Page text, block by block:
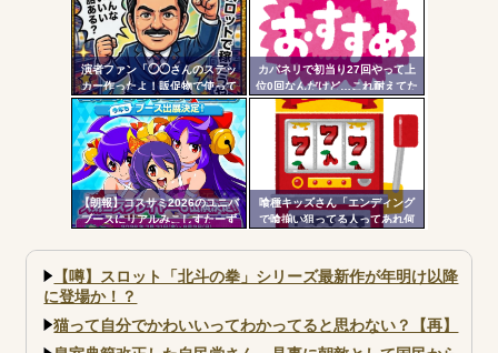
演者ファン「◯◯さんのステッ
カー作ったよ！販促物で使って
いいよ」ﾎｲ ジャンバリ「勝手
にグッズ作ってタレントに渡さ
ないで」
カバネリで初当り27回やって上
位0回なんだけど…これ耐えてた
らそのうち500枚勝ちとか出来る
の！？
【朗報】コスサミ2026のユニバ
ブースにリアルみこしすたーず
喰種キッズさん「エンディング
で喰揃い狙ってる人ってあれ何
【噂】スロット「北斗の拳」シリーズ最新作が年明け以降
に登場か！？
猫って自分でかわいいってわかってると思わない？【再】